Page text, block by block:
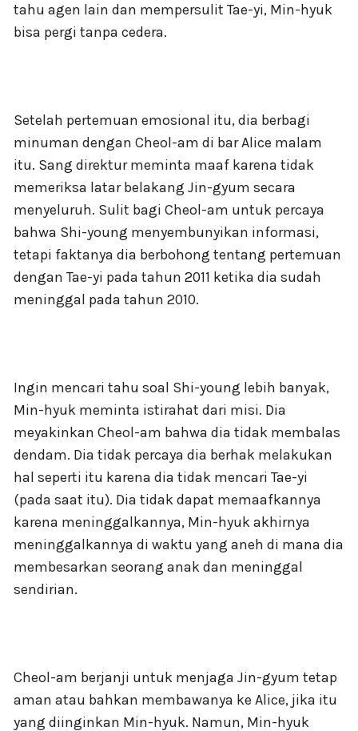
tahu agen lain dan mempersulit Tae-yi, Min-hyuk
bisa pergi tanpa cedera.
Setelah pertemuan emosional itu, dia berbagi
minuman dengan Cheol-am di bar Alice malam
itu. Sang direktur meminta maaf karena tidak
memeriksa latar belakang Jin-gyum secara
menyeluruh. Sulit bagi Cheol-am untuk percaya
bahwa Shi-young menyembunyikan informasi,
tetapi faktanya dia berbohong tentang pertemuan
dengan Tae-yi pada tahun 2011 ketika dia sudah
meninggal pada tahun 2010.
Ingin mencari tahu soal Shi-young lebih banyak,
Min-hyuk meminta istirahat dari misi. Dia
meyakinkan Cheol-am bahwa dia tidak membalas
dendam. Dia tidak percaya dia berhak melakukan
hal seperti itu karena dia tidak mencari Tae-yi
(pada saat itu). Dia tidak dapat memaafkannya
karena meninggalkannya, Min-hyuk akhirnya
meninggalkannya di waktu yang aneh di mana dia
membesarkan seorang anak dan meninggal
sendirian.
Cheol-am berjanji untuk menjaga Jin-gyum tetap
aman atau bahkan membawanya ke Alice, jika itu
yang diinginkan Min-hyuk. Namun, Min-hyuk